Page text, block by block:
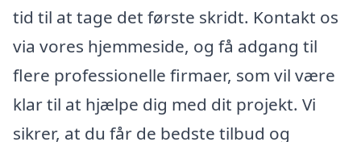
tid til at tage det første skridt. Kontakt os
via vores hjemmeside, og få adgang til
flere professionelle firmaer, som vil være
klar til at hjælpe dig med dit projekt. Vi
sikrer, at du får de bedste tilbud og